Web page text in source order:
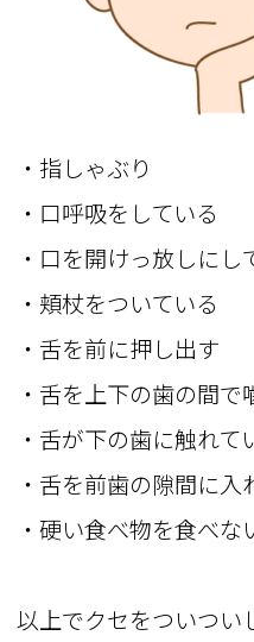
・指しゃぶり
・口呼吸をしている
・口を開けっ放しにし
・頬杖をついている
・舌を前に押し出す
・舌を上下の歯の間で
・舌が下の歯に触れて
・舌を前歯の隙間に入
・硬い食べ物を食べな
以上でクセをついつい